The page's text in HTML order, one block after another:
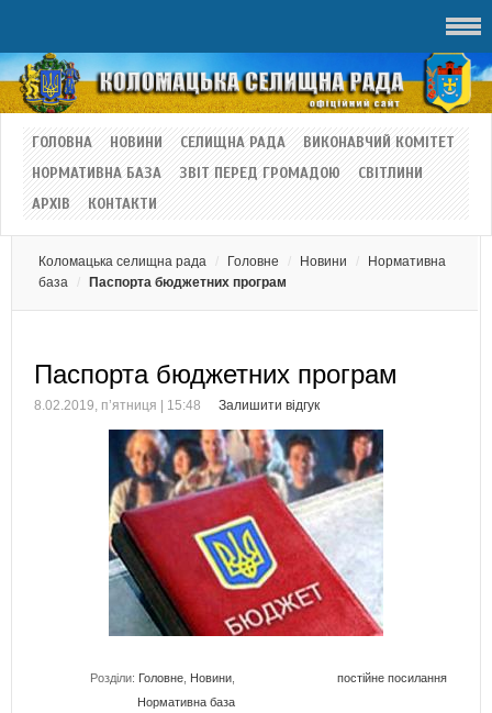
ГОЛОВНА НОВИНИ СЕЛИЩНА РАДА
ВИКОНАВЧИЙ КОМІТЕТ
НОРМАТИВНА БАЗА
ЗВІТ ПЕРЕД ГРОМАДОЮ
СВІТЛИНИ
АРХІВ
КОНТАКТИ
Коломацька селищна рада Головне Новини
Нормативна
база
Паспорта бюджетних програм
Паспорта бюджетних програм
8.02.2019, п’ятниця | 15:48 Залишити відгук
Розділи: Головне Новини
Нормативна база
постійне посилання